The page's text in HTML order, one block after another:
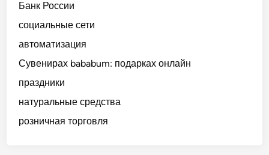
Банк России
социальные сети
автоматизация
Сувенирах bababum: подарках онлайн
праздники
натуральные средства
розничная торговля